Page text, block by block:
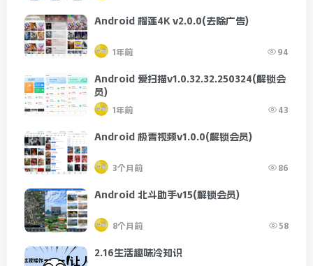
Android 榴莲4K v2.0.0(去除广告)
1年前 94
Android 爱扫描v1.0.32.32.250324(解锁会
员)
1年前 43
Android 极青视频v1.0.0(解锁会员)
3个月前 86
Android 北斗助手v15(解锁会员)
8个月前 58
2.16生活趣味冷知识